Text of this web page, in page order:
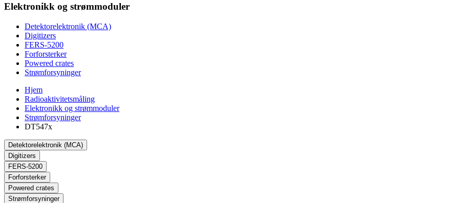
Elektronikk og strømmoduler
Detektorelektronik (MCA)
Digitizers
FERS-5200
Forforsterker
Powered crates
Strømforsyninger
Hjem
Radioaktivitetsmåling
Elektronikk og strømmoduler
Strømforsyninger
DT547x
Detektorelektronik (MCA)
Digitizers
FERS-5200
Forforsterker
Powered crates
Strømforsyninger